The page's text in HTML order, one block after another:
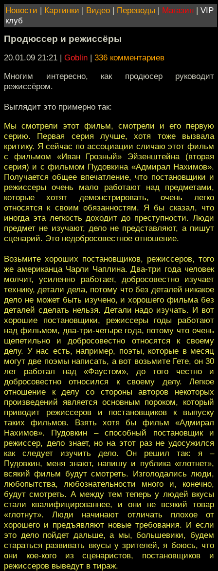
Новости | Картинки | Видео | Переводы | Магазин | VIP
клуб
Продюссер и режиссёры
20.01.09 21:21 | Goblin | 336 комментариев
Многим интересно, как продюсер руководит
режиссёром.
Выглядит это примерно так:
Мы смотрели этот фильм, смотрели и его первую
серию. Первая серия лучше, хотя тоже вызвала
критику. Я сейчас по ассоциации сличаю этот фильм
с фильмом «Иван Грозный» Эйзенштейна (вторая
серия) и с фильмом Пудовкина «Адмирал Нахимов».
Получается общее впечатление, что постановщики и
режиссеры очень мало работают над предметами,
которые хотят демонстрировать, очень легко
относятся к своим обязанностям. Я бы сказал, что
иногда эта легкость доходит до преступности. Люди
предмет не изучают, дело не представляют, а пишут
сценарий. Это недобросовестное отношение.
Возьмите хороших постановщиков, режиссеров, того
же американца Чарли Чаплина. Два-три года человек
молчит, усиленно работает, добросовестно изучает
технику, детали дела, потому что без деталей никакое
дело не может быть изучено, и хорошего фильма без
деталей сделать нельзя. Детали надо изучать. И вот
хорошие постановщики, режиссеры годы работают
над фильмом, два-три-четыре года, потому что очень
щепетильно и добросовестно относятся к своему
делу. У нас есть, например, поэты, которые в месяц
могут две поэмы написать, а вот возьмите Гете, он 30
лет работал над «Фаустом», до того честно и
добросовестно относился к своему делу. Легкое
отношение к делу со стороны авторов некоторых
произведений является основным пороком, который
приводит режиссеров и постановщиков к выпуску
таких фильмов. Взять хотя бы фильм «Адмирал
Нахимов». Пудовкин – способный постановщик и
режиссер, дело знает, но на этот раз не удосужился
как следует изучить дело. Он решил так: я –
Пудовкин, меня знают, напишу и публика «глотнет»,
всякий фильм будут смотреть. Изголодались люди,
любопытства, любознательности много и, конечно,
будут смотреть. А между тем теперь у людей вкусы
стали квалифицированнее, и они не всякий товар
«глотнут». Люди начинают отличать плохое от
хорошего и предъявляют новые требования. И если
это дело пойдет дальше, а мы, большевики, будем
стараться развивать вкусы у зрителей, я боюсь, что
они кое-кого из сценаристов, постановщиков и
режиссеров выведут в тираж.